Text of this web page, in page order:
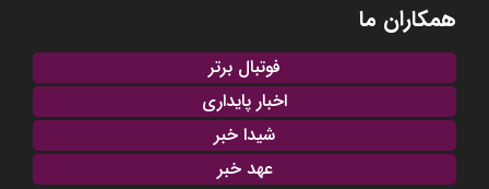
همکاران ما
فوتبال برتر
اخبار پایداری
شیدا خبر
عهد خبر